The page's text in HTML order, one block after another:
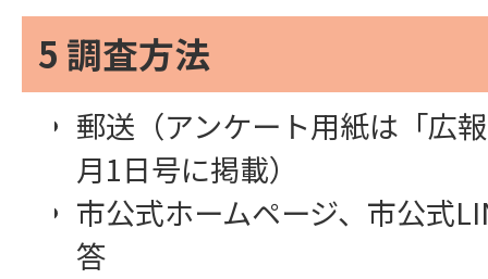
5 調査方法
郵送（アンケート用紙は「広
月1日号に掲載）
市公式ホームページ、市公式
答